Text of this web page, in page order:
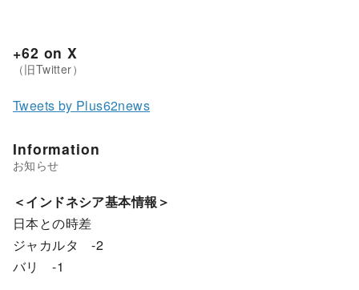
+62 on X
Tweets by Plus62news
Information
＜インドネシア基本情報＞
日本との時差
ジャカルタ -2
バリ -1